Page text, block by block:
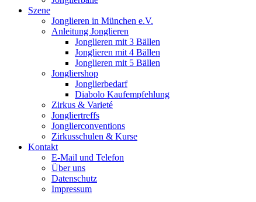
Szene
Jonglieren in München e.V.
Anleitung Jonglieren
Jonglieren mit 3 Bällen
Jonglieren mit 4 Bällen
Jonglieren mit 5 Bällen
Jongliershop
Jonglierbedarf
Diabolo Kaufempfehlung
Zirkus & Varieté
Jongliertreffs
Jonglierconventions
Zirkusschulen & Kurse
Kontakt
E-Mail und Telefon
Über uns
Datenschutz
Impressum